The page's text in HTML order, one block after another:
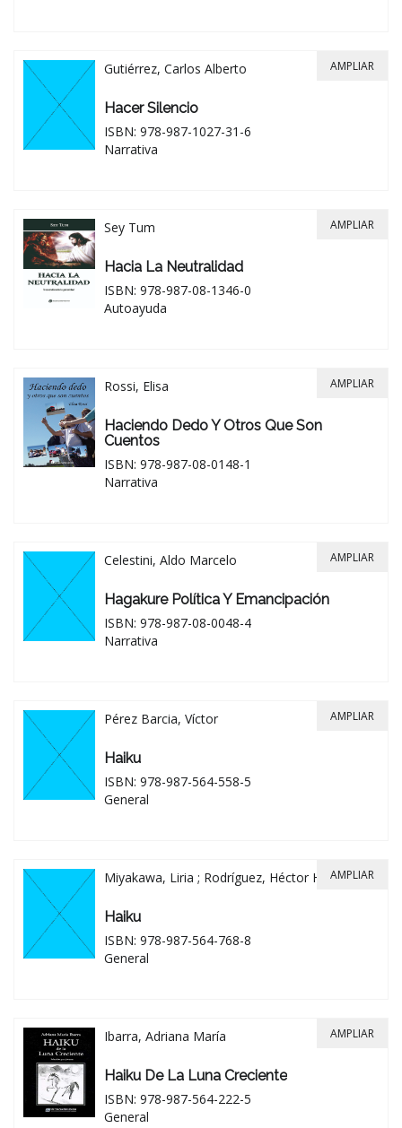
Gutiérrez, Carlos Alberto
Hacer Silencio
ISBN: 978-987-1027-31-6
Narrativa
AMPLIAR
Sey Tum
Hacia La Neutralidad
ISBN: 978-987-08-1346-0
Autoayuda
AMPLIAR
Rossi, Elisa
Haciendo Dedo Y Otros Que Son
Cuentos
ISBN: 978-987-08-0148-1
Narrativa
AMPLIAR
Celestini, Aldo Marcelo
Hagakure Política Y Emancipación
ISBN: 978-987-08-0048-4
Narrativa
AMPLIAR
Pérez Barcia, Víctor
Haiku
ISBN: 978-987-564-558-5
General
AMPLIAR
Miyakawa, Liria ; Rodríguez, Héctor Hugo
Haiku
ISBN: 978-987-564-768-8
General
AMPLIAR
Ibarra, Adriana María
Haiku De La Luna Creciente
ISBN: 978-987-564-222-5
General
AMPLIAR